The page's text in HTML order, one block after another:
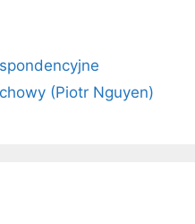
(Piotr Nguyen)